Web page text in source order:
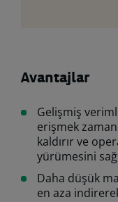
Avantajlar
Gelişmiş
erişmek
kaldırır ve
yürümesini
Daha düşük
en aza